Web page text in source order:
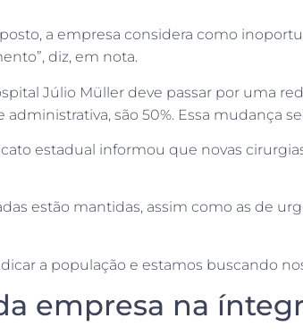
a empresa considera como
diz, em nota.
Júlio Müller deve passar por uma
administrativa, são 50%. Essa mudança
estadual informou que novas
estão mantidas, assim como as de
a população e estamos buscando
empresa na